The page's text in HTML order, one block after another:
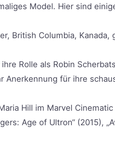
Model. Hier sind
British Columbia, Kanada,
Rolle als Robin
Anerkennung für ihre
Hill im Marvel
Age of Ultron“ (2015),